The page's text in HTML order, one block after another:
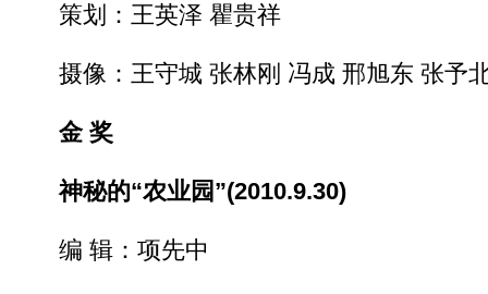
策划：王英泽 瞿贵祥
摄像：王守城 张林刚 冯成 邢旭东 张予
金 奖
神秘的“农业园”(2010.9.30)
编 辑：项先中